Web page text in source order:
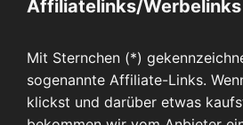
Affiliatelinks/Werbelinks
Mit Sternchen (*)
sogenannte Affiliate-Links.
klickst und darüber etwas